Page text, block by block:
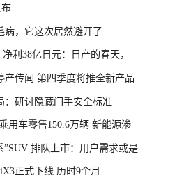
病，它这次居然避开了
利38亿日元：日产的春天，
产传闻 第四季度将推全新产品
：研讨隐藏门手安全标准
用车零售150.6万辆 新能源渗
”SUV 排队上市：用户需求或是
正式下线 历时9个月